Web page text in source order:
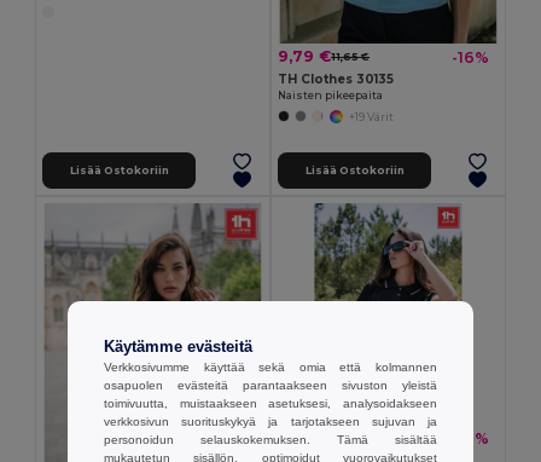
Lisää Ostokoriin
9,79 €11,65 € -16%
TH Clothes 30135
Naisten pikeepaita
+19 Värit
Lisää Ostokoriin
10,01 € 14,39 € -30%
Käytämme evästeitä
Verkkosivumme käyttää sekä omia että kolmannen
osapuolen evästeitä parantaakseen sivuston yleistä
toimivuutta, muistaakseen asetuksesi, analysoidakseen
verkkosivun suorituskykyä ja tarjotakseen sujuvan ja
personoidun selauskokemuksen. Tämä sisältää
mukautetun sisällön, optimoidut vuorovaikutukset